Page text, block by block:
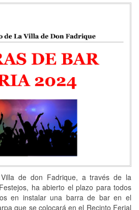
de don Fadrique, a través de la
ha abierto el plazo para todos
en instalar una barra de bar en el
que se colocará en el Recinto Ferial